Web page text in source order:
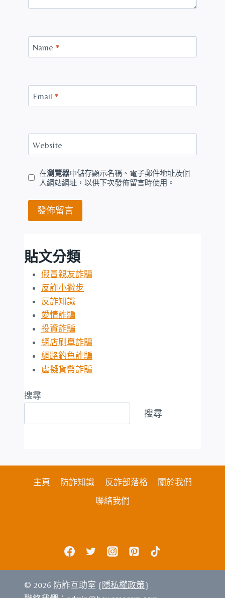
Name *
Email *
Website
在瀏覽器中儲存顯示名稱、電子郵件地址及個
人網站網址，以供下次發佈留言時使用。
貼文分類
假冒親友詐騙
反詐小撇步
反詐知識
愛情詐騙
投資詐騙
網店刷單詐騙
網路釣魚詐騙
虛擬貨幣詐騙
搜尋
搜尋
主頁 防詐知識 反詐部落格
關於我們
聯絡我們
© 2026 防詐互助室 { 隱私權政策}